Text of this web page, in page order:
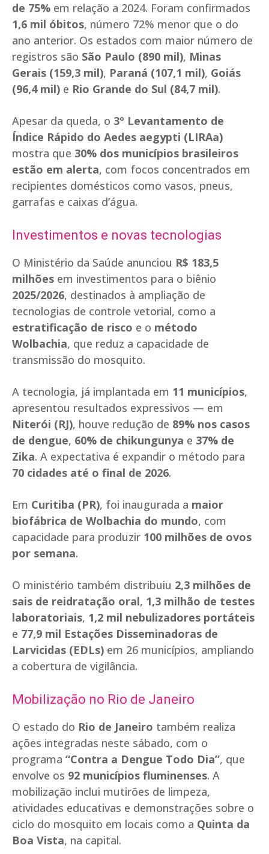
de 75% em relação a 2024. Foram confirmados
1,6 mil óbitos, número 72% menor que o do
ano anterior. Os estados com maior número de
registros são São Paulo (890 mil), Minas
Gerais (159,3 mil), Paraná (107,1 mil), Goiás
(96,4 mil) e Rio Grande do Sul (84,7 mil).
Apesar da queda, o 3º Levantamento de
Índice Rápido do Aedes aegypti (LIRAa)
mostra que 30% dos municípios brasileiros
estão em alerta, com focos concentrados em
recipientes domésticos como vasos, pneus,
garrafas e caixas d’água.
Investimentos e novas tecnologias
O Ministério da Saúde anunciou R$ 183,5
milhões em investimentos para o biênio
2025/2026, destinados à ampliação de
tecnologias de controle vetorial, como a
estratificação de risco e o método
Wolbachia, que reduz a capacidade de
transmissão do mosquito.
A tecnologia, já implantada em 11 municípios,
apresentou resultados expressivos — em
Niterói (RJ), houve redução de 89% nos casos
de dengue, 60% de chikungunya e 37% de
Zika. A expectativa é expandir o método para
70 cidades até o final de 2026.
Em Curitiba (PR), foi inaugurada a maior
biofábrica de Wolbachia do mundo, com
capacidade para produzir 100 milhões de ovos
por semana.
O ministério também distribuiu 2,3 milhões de
sais de reidratação oral, 1,3 milhão de testes
laboratoriais, 1,2 mil nebulizadores portáteis
e 77,9 mil Estações Disseminadoras de
Larvicidas (EDLs) em 26 municípios, ampliando
a cobertura de vigilância.
Mobilização no Rio de Janeiro
O estado do Rio de Janeiro também realiza
ações integradas neste sábado, com o
programa “Contra a Dengue Todo Dia”, que
envolve os 92 municípios fluminenses. A
mobilização inclui mutirões de limpeza,
atividades educativas e demonstrações sobre o
ciclo do mosquito em locais como a Quinta da
Boa Vista, na capital.